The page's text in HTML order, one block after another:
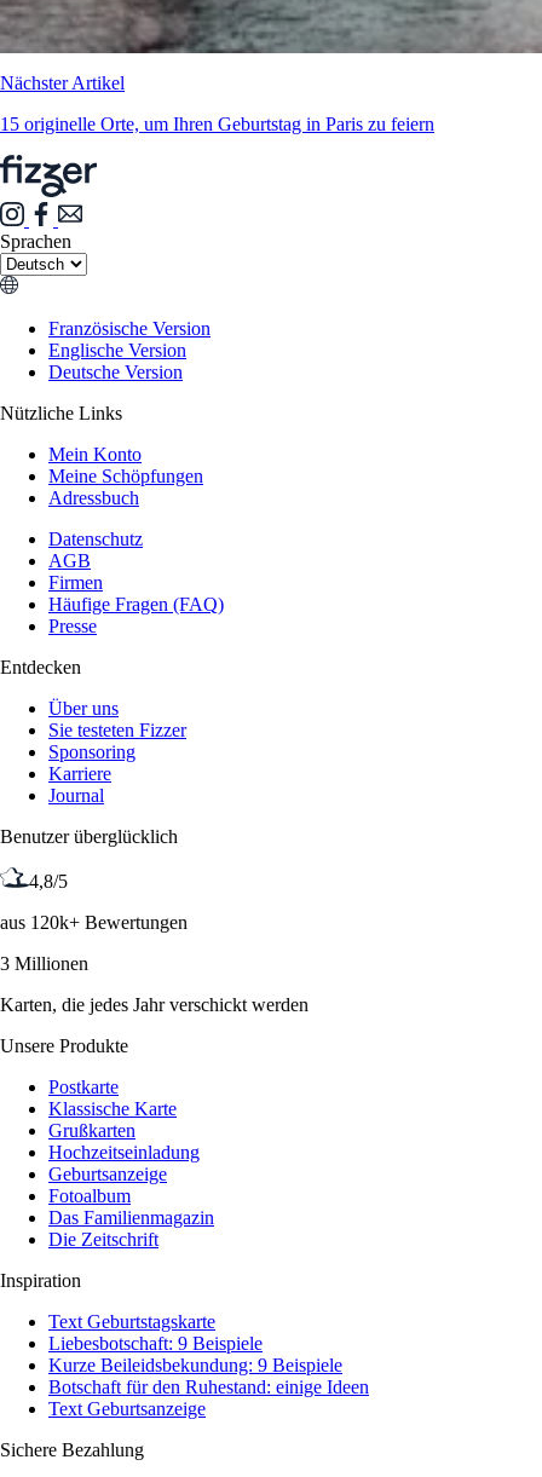
Nächster Artikel
15 originelle Orte, um Ihren Geburtstag in Paris zu feiern
Sprachen
Französische Version
Englische Version
Deutsche Version
Nützliche Links
Mein Konto
Meine Schöpfungen
Adressbuch
Datenschutz
AGB
Firmen
Häufige Fragen (FAQ)
Presse
Entdecken
Über uns
Sie testeten Fizzer
Sponsoring
Karriere
Journal
Benutzer überglücklich
4,8/5
aus 120k+ Bewertungen
3 Millionen
Karten, die jedes Jahr verschickt werden
Unsere Produkte
Postkarte
Klassische Karte
Grußkarten
Hochzeitseinladung
Geburtsanzeige
Fotoalbum
Das Familienmagazin
Die Zeitschrift
Inspiration
Text Geburtstagskarte
Liebesbotschaft: 9 Beispiele
Kurze Beileidsbekundung: 9 Beispiele
Botschaft für den Ruhestand: einige Ideen
Text Geburtsanzeige
Sichere Bezahlung